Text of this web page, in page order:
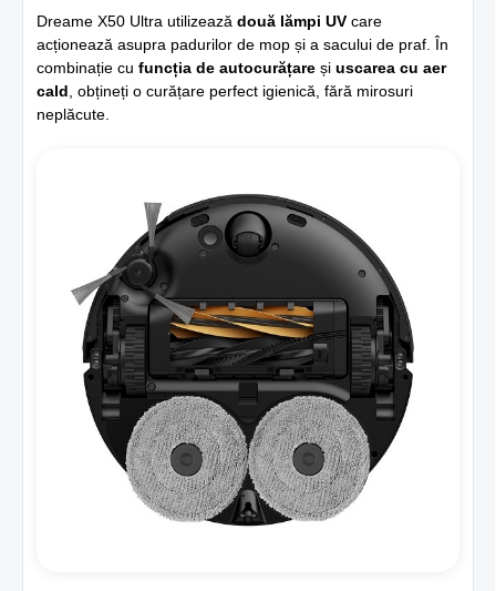
Dreame X50 Ultra utilizează două lămpi UV care
acționează asupra padurilor de mop și a sacului de praf. În
combinație cu funcția de autocurățare și uscarea cu aer
cald , obțineți o curățare perfect igienică, fără mirosuri
neplăcute.